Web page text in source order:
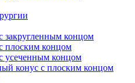
закругленным концом
плоским концом
усеченным концом
конус с плоским концом